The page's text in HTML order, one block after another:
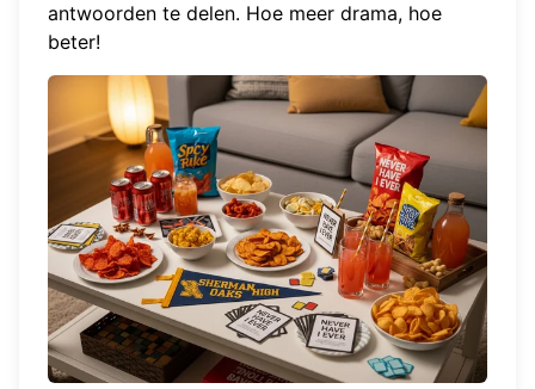
antwoorden te delen. Hoe meer drama, hoe
beter!